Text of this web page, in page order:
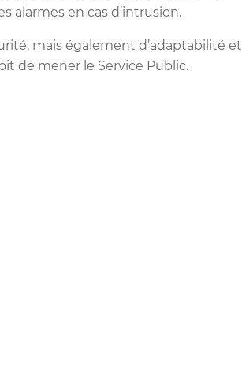
en cas d’intrusion.
mais également d’adaptabilité et
de mener le Service Public.